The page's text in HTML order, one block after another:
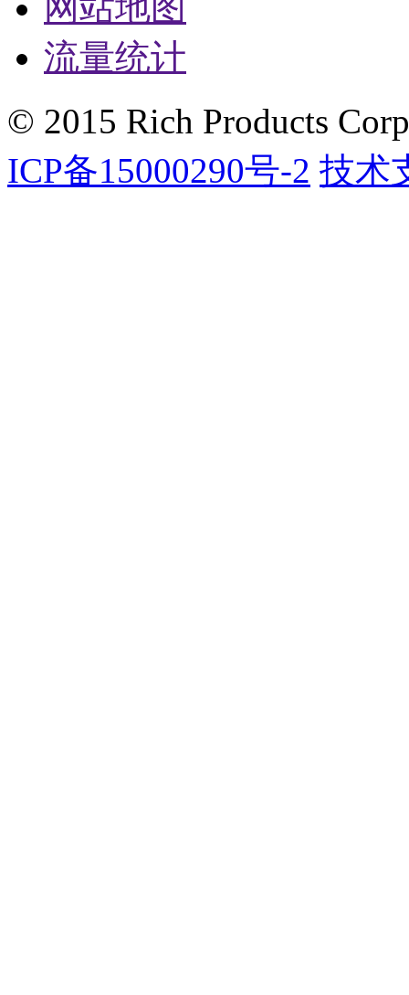
流量统计
© 2015 Rich Products
ICP备15000290号-2 技术